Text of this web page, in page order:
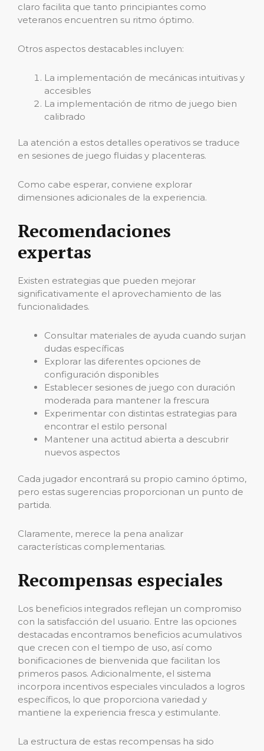
claro facilita que tanto principiantes como
veteranos encuentren su ritmo óptimo.
Otros aspectos destacables incluyen:
La implementación de mecánicas intuitivas y
accesibles
La implementación de ritmo de juego bien
calibrado
La atención a estos detalles operativos se traduce
en sesiones de juego fluidas y placenteras.
Como cabe esperar, conviene explorar
dimensiones adicionales de la experiencia.
Recomendaciones
expertas
Existen estrategias que pueden mejorar
significativamente el aprovechamiento de las
funcionalidades.
Consultar materiales de ayuda cuando surjan
dudas específicas
Explorar las diferentes opciones de
configuración disponibles
Establecer sesiones de juego con duración
moderada para mantener la frescura
Experimentar con distintas estrategias para
encontrar el estilo personal
Mantener una actitud abierta a descubrir
nuevos aspectos
Cada jugador encontrará su propio camino óptimo,
pero estas sugerencias proporcionan un punto de
partida.
Claramente, merece la pena analizar
características complementarias.
Recompensas especiales
Los beneficios integrados reflejan un compromiso
con la satisfacción del usuario. Entre las opciones
destacadas encontramos beneficios acumulativos
que crecen con el tiempo de uso, así como
bonificaciones de bienvenida que facilitan los
primeros pasos. Adicionalmente, el sistema
incorpora incentivos especiales vinculados a logros
específicos, lo que proporciona variedad y
mantiene la experiencia fresca y estimulante.
La estructura de estas recompensas ha sido